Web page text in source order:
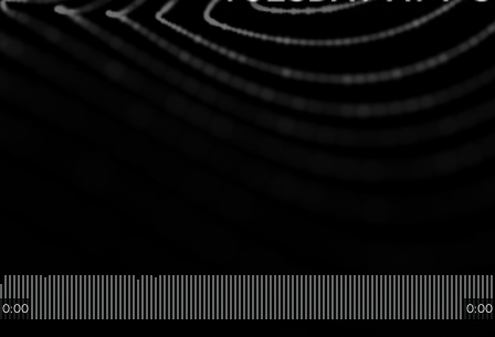
0:00 0:00